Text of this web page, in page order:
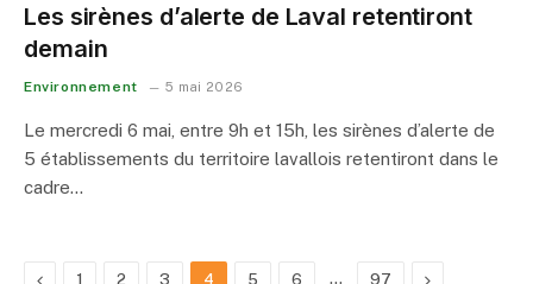
Les sirènes d’alerte de Laval retentiront
demain
Environnement 5 mai 2026
Le mercredi 6 mai, entre 9h et 15h, les sirènes d’alerte de
5 établissements du territoire lavallois retentiront dans le
cadre…
Previous
1 2 3 4 5 6 … 97 Next